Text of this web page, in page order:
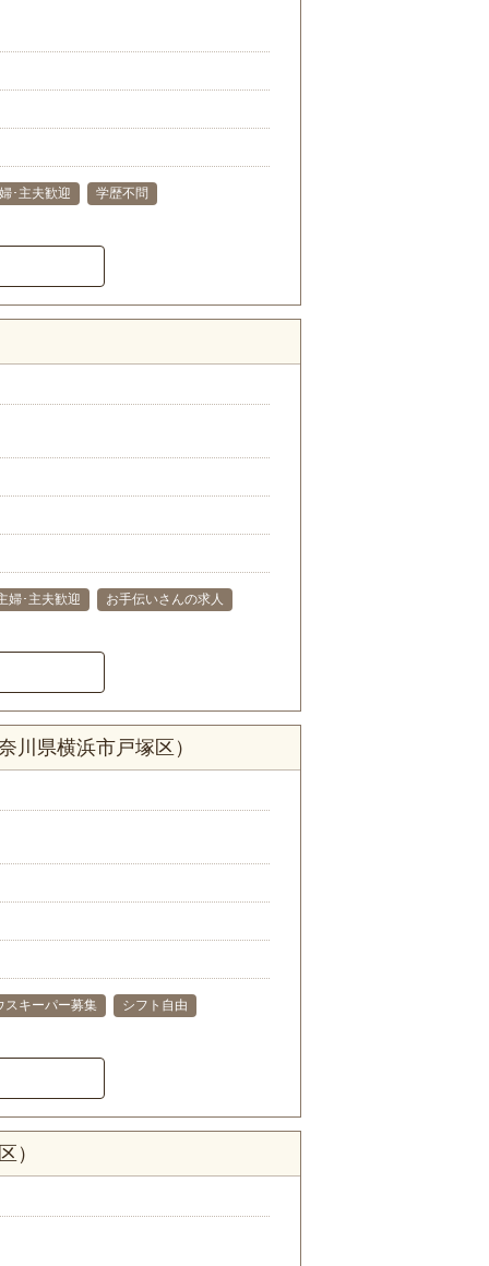
･主夫歓迎 学歴不問
婦･主夫歓迎 お手伝いさんの求人
川県横浜市戸塚区）
スキーパー募集 シフト自由
）